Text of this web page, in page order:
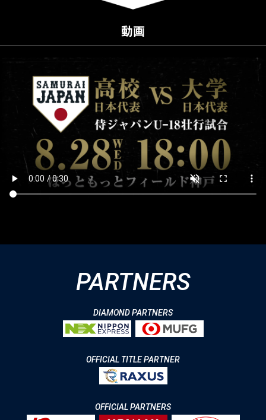
動画
PARTNERS
DIAMOND PARTNERS
OFFICIAL TITLE PARTNER
OFFICIAL PARTNERS